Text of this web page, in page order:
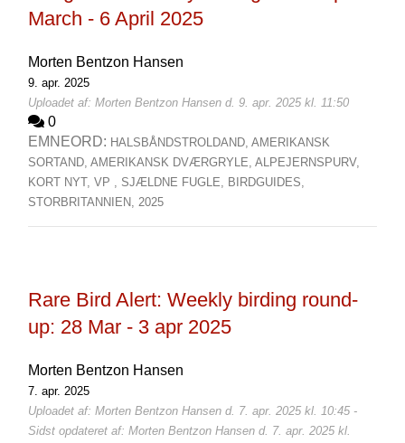
March - 6 April 2025
Morten Bentzon Hansen
9. apr. 2025
Uploadet af: Morten Bentzon Hansen d. 9. apr. 2025 kl. 11:50
0
EMNEORD: HALSBÅNDSTROLDAND, AMERIKANSK
SORTAND, AMERIKANSK DVÆRGRYLE, ALPEJERNSPURV,
KORT NYT, VP , SJÆLDNE FUGLE, BIRDGUIDES,
STORBRITANNIEN, 2025
Rare Bird Alert: Weekly birding round-
up: 28 Mar - 3 apr 2025
Morten Bentzon Hansen
7. apr. 2025
Uploadet af: Morten Bentzon Hansen d. 7. apr. 2025 kl. 10:45 -
Sidst opdateret af: Morten Bentzon Hansen d. 7. apr. 2025 kl.